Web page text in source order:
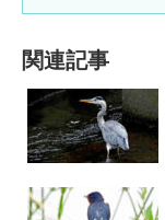
関連記事